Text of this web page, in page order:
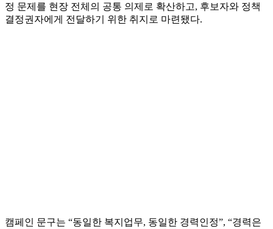
정 문제를 현장 전체의 공통 의제로 확산하고, 후보자와 정책
결정권자에게 전달하기 위한 취지로 마련됐다.
캠페인 문구는 “동일한 복지업무, 동일한 경력인정”, “경력은